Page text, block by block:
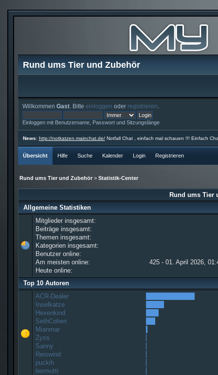
Rund ums Tier und Zubehör
Willkommen Gast. Bitte einloggen oder registrieren
Einloggen mit Benutzername, Passwort und Sitzungslänge
News: http://notkatzen.mainchat.de/Notfall Chat , einfach mal schauen !!! Einfach
Übersicht Hilfe Suche Kalender Login Registrieren
Rund ums Tier und Zubehör> Statistik-Center
Rund ums Tier
Allgemeine Statistiken
Mitglieder insgesamt:
Beiträge insgesamt:
Themen insgesamt:
Kategorien insgesamt:
Benutzer online:
Am meisten online:
425 - 01. April 2026,
Heute online:
Top 10 Autoren
ACR-Dealer
Inselkatze
Hexenkind
SethCohen
Mianmar
Zyss
Sanny
Reiswind
puckih
tiermutti